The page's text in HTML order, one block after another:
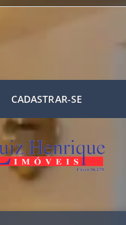
CADASTRAR-SE